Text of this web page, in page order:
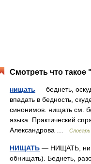
Смотреть что такое
нищать — беднеть,
впадать в бедность,
синонимов. нищать см.
языка. Практический
Александрова …
НИЩАТЬ — НИЩАТЬ,
обнищать). Беднеть,